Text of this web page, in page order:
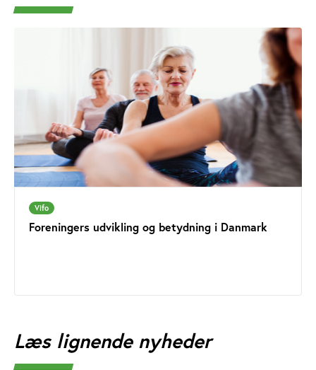
Vifo
Foreningers udvikling og betydning i Danmark
Læs lignende nyheder